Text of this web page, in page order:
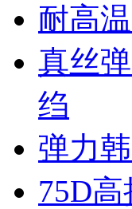
耐高
真丝
绉
弹力
75D